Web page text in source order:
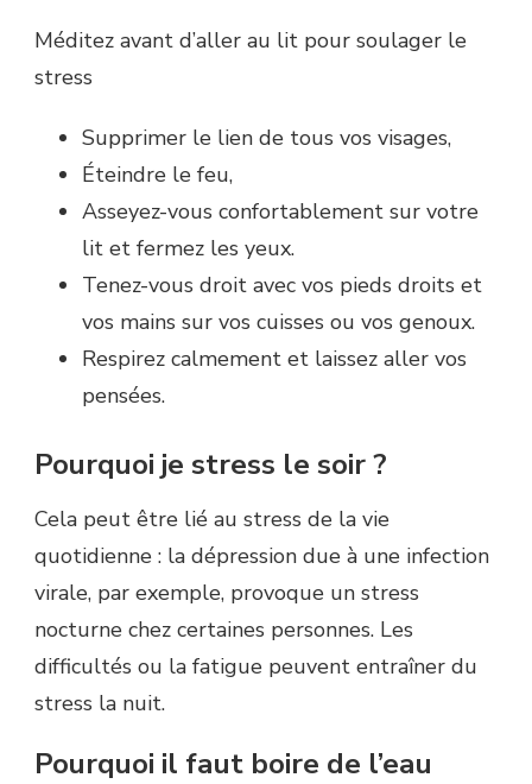
Méditez avant d’aller au lit pour soulager le
stress
Supprimer le lien de tous vos visages,
Éteindre le feu,
Asseyez-vous confortablement sur votre
lit et fermez les yeux.
Tenez-vous droit avec vos pieds droits et
vos mains sur vos cuisses ou vos genoux.
Respirez calmement et laissez aller vos
pensées.
Pourquoi je stress le soir ?
Cela peut être lié au stress de la vie
quotidienne : la dépression due à une infection
virale, par exemple, provoque un stress
nocturne chez certaines personnes. Les
difficultés ou la fatigue peuvent entraîner du
stress la nuit.
Pourquoi il faut boire de l’eau